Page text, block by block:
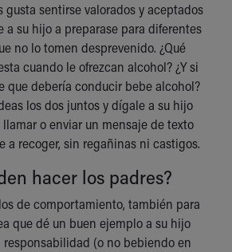
gusta sentirse valorados y aceptados
a su hijo a preparase para diferentes
no lo tomen desprevenido. ¿Qué
cuando le ofrezcan alcohol? ¿Y si
que debería conducir bebe alcohol?
los dos juntos y dígale a su hijo
o enviar un mensaje de texto
a recoger, sin regañinas ni castigos.
hacer los padres?
de comportamiento, también para
que dé un buen ejemplo a su hijo
(o no bebiendo en